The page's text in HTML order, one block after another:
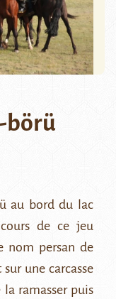
börü
au bord du lac
de ce jeu
nom persan de
une carcasse
ramasser puis